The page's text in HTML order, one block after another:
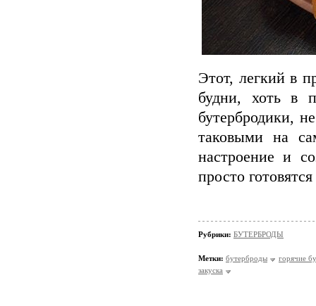
Этот, легкий в
будни, хоть в
бутербродики,
таковыми на
настроение и
просто
Рубрики: БУТЕРБРОДЫ
Метки: бутерброды
горячие
закуска